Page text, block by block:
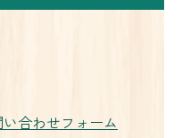
合わせフォーム